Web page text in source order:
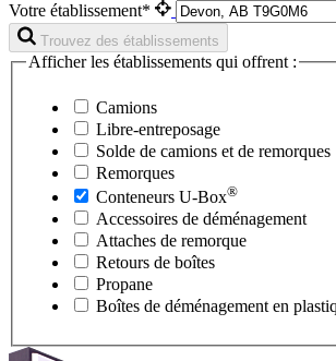
Votre établissement*
Trouvez des établissements
Afficher les établissements qui offrent :
Camions
Libre-entreposage
Solde de camions et de remorques
Remorques
Conteneurs U-Box®
Accessoires de déménagement
Attaches de remorque
Retours de boîtes
Propane
Boîtes de déménagement en